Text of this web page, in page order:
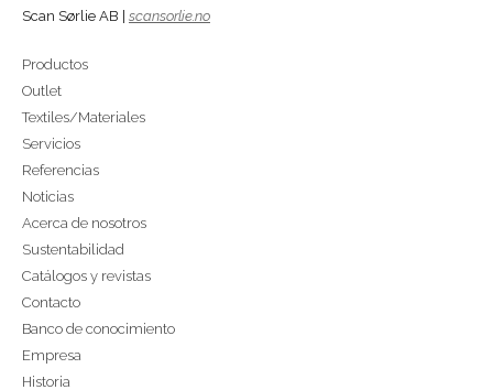
Scan Sørlie AB | scansorlie.no
Productos
Outlet
Textiles/Materiales
Servicios
Referencias
Noticias
Acerca de nosotros
Sustentabilidad
Catálogos y revistas
Contacto
Banco de conocimiento
Empresa
Historia